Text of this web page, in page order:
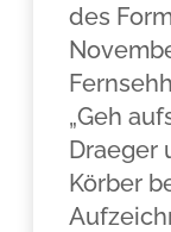
des
„Geh
Draeger
Körber